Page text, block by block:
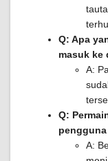
Q: Apa
masuk ke
A:
Q:
A: